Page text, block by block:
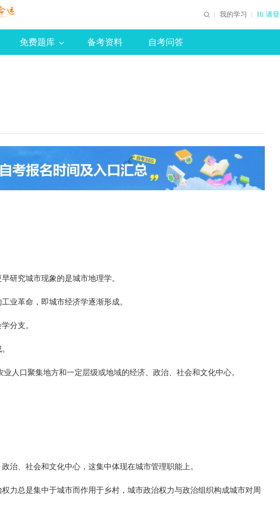
我的学习 Hi 请
免费题库 备考资料 自考问答
究城市现象的是城市地理学。
革命，即城市经济学逐渐形成。
分支。
口聚集地方和一定层级或地域的经济、政治、社会和文化中心。
、社会和文化中心，这集中体现在城市管理职能上。
总是集中于城市而作用于乡村，城市政治权力与政治组织构成城市对周